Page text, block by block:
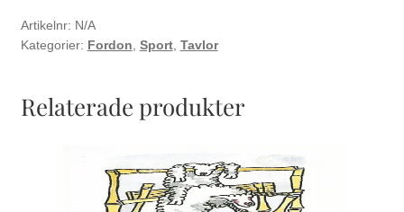
Artikelnr: N/A
Kategorier: Fordon, Sport, Tavlor
Relaterade produkter
här
produkten